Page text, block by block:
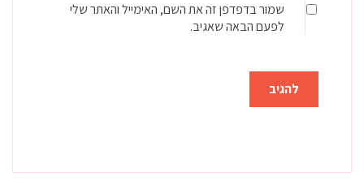
שמור בדפדפן זה את השם, האימייל והאתר שלי
לפעם הבאה שאגיב.